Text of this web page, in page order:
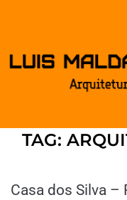
TAG:
Casa dos Silva